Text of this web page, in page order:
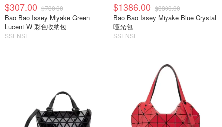
$307.00 $730.00
Bao Bao Issey Miyake Green
Lucent W 彩色收纳包
SSENSE
$1386.00 $3300.00
Bao Bao Issey Miyake Blue Crystal
哑光包
SSENSE